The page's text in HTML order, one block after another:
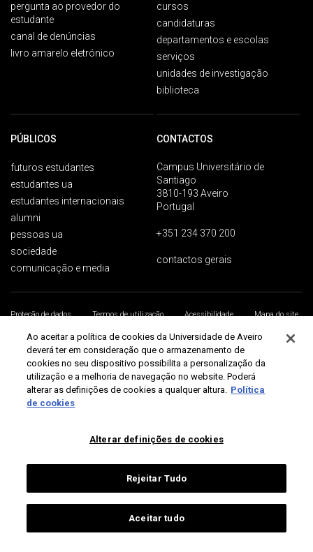
pergunta ao provedor do
estudante
canal de denúncias
livro amarelo eletrónico
cursos
candidaturas
departamentos e escolas
serviços
unidades de investigação
biblioteca
PÚBLICOS
futuros estudantes
estudantes ua
estudantes internacionais
alumni
pessoas ua
sociedade
comunicação e media
CONTACTOS
Campus Universitário de
Santiago
3810-193 Aveiro
Portugal
+351 234 370 200
contactos gerais
Proteção de dados Termos de utilização Acessibilidade
Mapa do site
Universidade de Aveiro 2026
Ao aceitar a política de cookies da Universidade de Aveiro
deverá ter em consideração que o armazenamento de
cookies no seu dispositivo possibilita a personalização da
utilização e a melhoria de navegação no website. Poderá
alterar as definições de cookies a qualquer altura. Política
de cookies
Alterar definições de cookies
Rejeitar Tudo
Aceitar tudo